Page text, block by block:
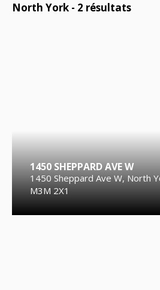
North York - 2 résultats
1450 SHEPPARD AVE W
1450 Sheppard Ave W, North
M3M 2X1